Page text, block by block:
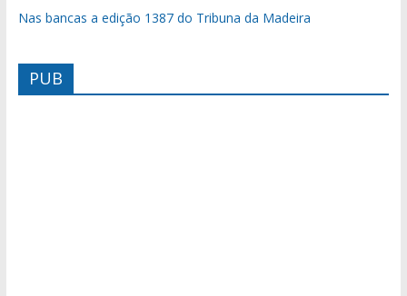
Nas bancas a edição 1387 do Tribuna da Madeira
PUB